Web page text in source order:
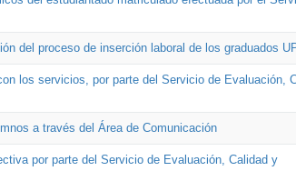
del proceso de inserción laboral de los graduados
los servicios, por parte del Servicio de Evaluación,
a través del Área de Comunicación
por parte del Servicio de Evaluación, Calidad y